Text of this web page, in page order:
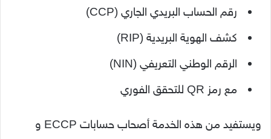
رقم الحساب البريدي الجاري (CCP)
كشف الهوية البريدية (RIP)
الرقم الوطني التعريفي (NIN)
مع رمز QR للتحقق الفوري
ويستفيد من هذه الخدمة أصحاب حسابات ECCP و